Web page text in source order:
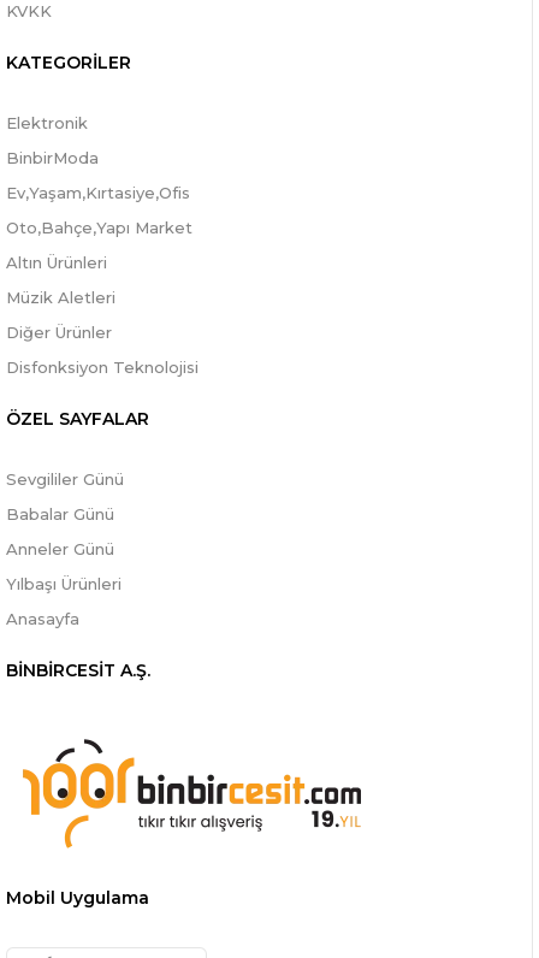
KVKK
KATEGORİLER
Elektronik
BinbirModa
Ev,Yaşam,Kırtasiye,Ofis
Oto,Bahçe,Yapı Market
Altın Ürünleri
Müzik Aletleri
Diğer Ürünler
Disfonksiyon Teknolojisi
ÖZEL SAYFALAR
Sevgililer Günü
Babalar Günü
Anneler Günü
Yılbaşı Ürünleri
Anasayfa
BİNBİRCESİT A.Ş.
Mobil Uygulama